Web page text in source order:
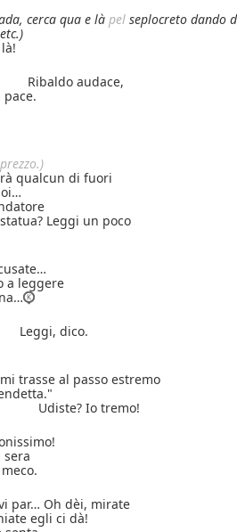
cerca qua e là pel seplocreto dando
Ribaldo audace,
qualcun di fuori
Leggi un poco
a leggere
Leggi, dico.
trasse al passo estremo
Udiste? Io tremo!
sera
par… Oh dèi, mirate
egli ci dà!